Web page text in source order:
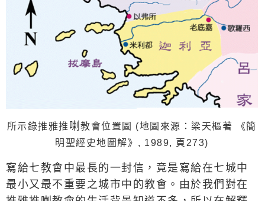
所示錄推雅推 喇教會位置圖 (地圖來源：梁天樞著 《簡
明聖經史地圖解》, 1989, 頁 273)
寫給七教會中最長的一封信，竟是寫給在七城中
最小又最不重要之城市中的教會。由於我們對在